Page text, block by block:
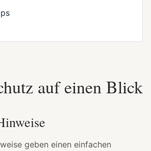
auf einen Blick
geben einen einfachen